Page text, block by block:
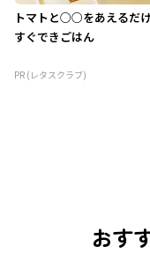
トマトと○○をあえるだ
すぐできごはん
PR (レタスクラブ)
おす